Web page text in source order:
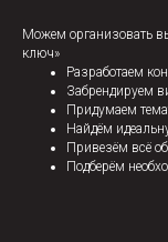
Можем организовать
ключ»
Разработаем
Забрендируем
Придумаем
Найдём
Привезём всё
Подберём